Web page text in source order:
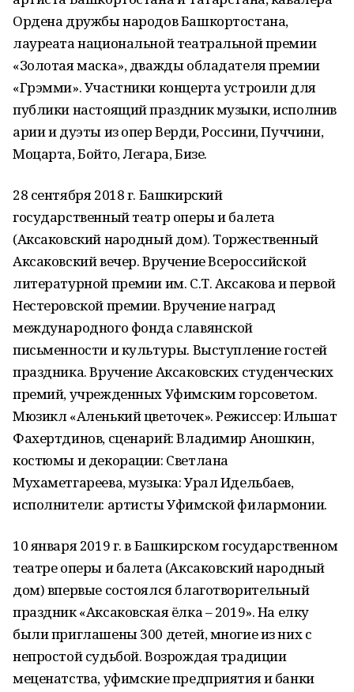
Ордена дружбы народов Башкортостана,
лауреата национальной театральной премии
«Золотая маска», дважды обладателя премии
«Грэмми». Участники концерта устроили для
публики настоящий праздник музыки, исполнив
арии и дуэты из опер Верди, Россини, Пуччини,
Моцарта, Бойто, Легара, Бизе.
28 сентября 2018 г. Башкирский
государственный театр оперы и балета
(Аксаковский народный дом). Торжественный
Аксаковский вечер. Вручение Всероссийской
литературной премии им. С.Т. Аксакова и первой
Нестеровской премии. Вручение наград
международного фонда славянской
письменности и культуры. Выступление гостей
праздника. Вручение Аксаковских студенческих
премий, учрежденных Уфимским горсоветом.
Мюзикл «Аленький цветочек». Режиссер: Ильшат
Фахертдинов, сценарий: Владимир Аношкин,
костюмы и декорации: Светлана
Мухаметгареева, музыка: Урал Идельбаев,
исполнители: артисты Уфимской филармонии.
10 января 2019 г. в Башкирском государственном
театре оперы и балета (Аксаковский народный
дом) впервые состоялся благотворительный
праздник «Аксаковская ёлка – 2019». На елку
были приглашены 300 детей, многие из них с
непростой судьбой. Возрождая традиции
меценатства, уфимские предприятия и банки